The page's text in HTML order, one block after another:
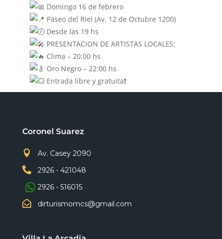
Domingo 16 de febrero
Paseo del Riel (Av. 12 de Octubre 1200)
Desde las 19 hs
PRESENTACION DE ARTISTAS LOCALES:
Clima – 20:00 hs
Oro Negro – 22:00 hs
Entrada libre y gratuita❗
Coronel Suarez

Av. Casey 2090

2926 - 421048
2926 - 516015

dirturismomcs@gmail.com